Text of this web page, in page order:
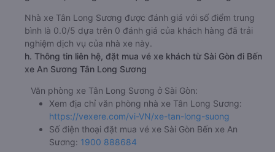
Nhà xe Tân Long Sương được đánh giá với số điểm trung
bình là 0.0/5 dựa trên 0 đánh giá của khách hàng đã trải
nghiệm dịch vụ của nhà xe này.
h. Thông tin liên hệ, đặt mua vé xe khách từ Sài Gòn đi Bến
xe An Sương Tân Long Sương
Văn phòng xe Tân Long Sương ở Sài Gòn:
Xem địa chỉ văn phòng nhà xe Tân Long Sương:
https://vexere.com/vi-VN/xe-tan-long-suong
Số điện thoại đặt mua vé xe Sài Gòn Bến xe An
Sương: 1900 888684